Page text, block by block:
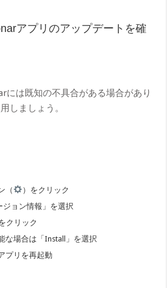
アプリのアップデートを確
には既知の不具合がある場合があり
しましょう。
（
）をクリック
ジョン情報」を選択
クリック
な場合は「Install」を選択
プリを再起動